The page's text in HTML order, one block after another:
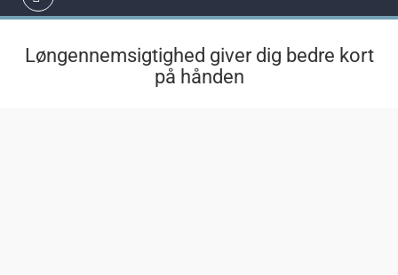
Løngennemsigtighed giver dig bedre kort
på hånden